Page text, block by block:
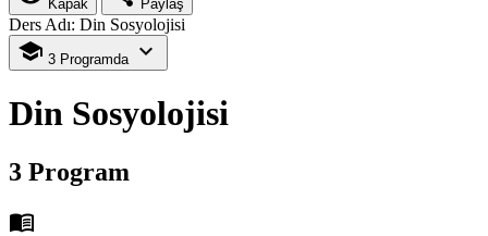
Kapak Paylaş
Ders Adı: Din Sosyolojisi
school 3 Programda expand_more
Din Sosyolojisi
3 Program
menu_book